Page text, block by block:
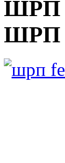
ШРП
ШРП